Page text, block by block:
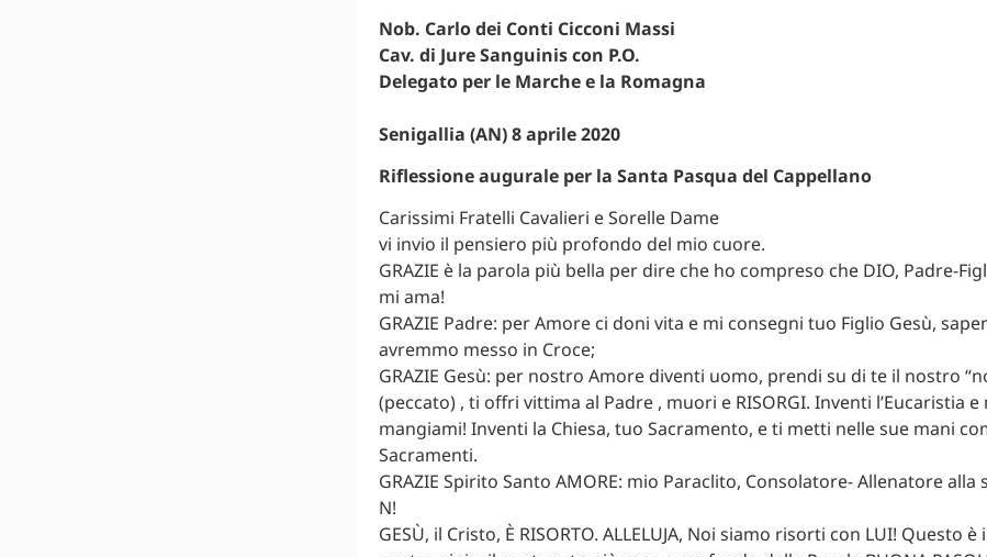
Nob. Carlo dei Conti Cicconi Massi
Cav. di Jure Sanguinis con P.O.
Delegato per le Marche e la Romagna
Senigallia (AN) 8 aprile 2020
Riflessione augurale per la Santa Pasqua del Cappellano
Carissimi Fratelli Cavalieri e Sorelle Dame
vi invio il pensiero più profondo del mio cuore.
GRAZIE è la parola più bella per dire che ho compreso che DIO, Padre-
mi ama!
GRAZIE Padre: per Amore ci doni vita e mi consegni tuo Figlio Gesù,
avremmo messo in Croce;
GRAZIE Gesù: per nostro Amore diventi uomo, prendi su di te il nostro
(peccato) , ti offri vittima al Padre , muori e RISORGI. Inventi l’Eucaristia e
mangiami! Inventi la Chiesa, tuo Sacramento, e ti metti nelle sue mani
Sacramenti.
GRAZIE Spirito Santo AMORE: mio Paraclito, Consolatore- Allenatore alla
N!
GESÙ, il Cristo, È RISORTO. ALLELUJA, Noi siamo risorti con LUI! Questo